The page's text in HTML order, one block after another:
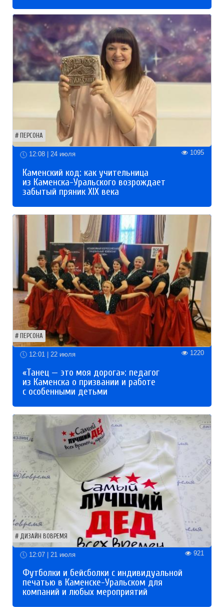
ПЕРСОНА
12:08 | 24 июля 1095
Каменский код: как учительница
из Каменска-Уральского возрождает
забытый пряник XIX века
ПЕРСОНА
12:01 | 22 июля 1220
«Танец — это моя дорога»: педагог
из Каменска о призвании и работе
с особенными детьми
ДИЗАЙН ВОВРЕМЯ
12:07 | 21 июля 921
Футболки и бейсболки с индивидуальной
печатью в Каменске-Уральском для
компаний и любых мероприятий